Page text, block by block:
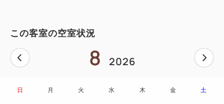
この客室の空室状況
8 2026
日 月 火 水 木 金 土